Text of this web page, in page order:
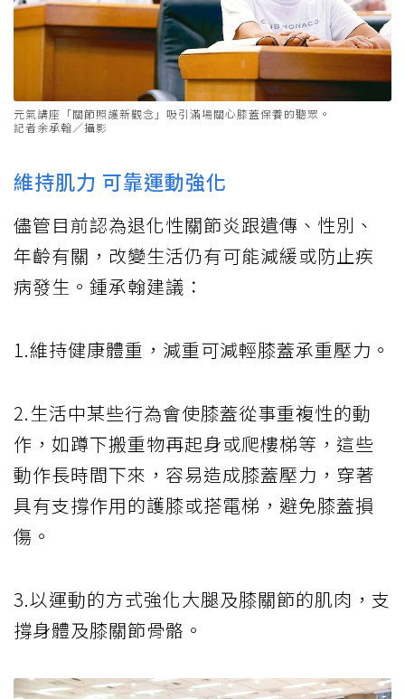
元氣講座「關節照護新觀念」吸引滿場關心膝蓋保養的聽眾。
記者余承翰／攝影
維持肌力 可靠運動強化
儘管目前認為退化性關節炎跟遺傳、性別、
年齡有關，改變生活仍有可能減緩或防止疾
病發生。鍾承翰建議：
1.維持健康體重，減重可減輕膝蓋承重壓力。
2.生活中某些行為會使膝蓋從事重複性的動
作，如蹲下搬重物再起身或爬樓梯等，這些
動作長時間下來，容易造成膝蓋壓力，穿著
具有支撐作用的護膝或搭電梯，避免膝蓋損
傷。
3.以運動的方式強化大腿及膝關節的肌肉，支
撐身體及膝關節骨骼。